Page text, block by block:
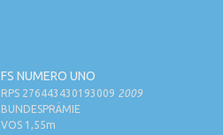
FS NUMERO UNO
RPS 276443430193009 2009
BUNDESPRÄMIE
VOS 1,55m